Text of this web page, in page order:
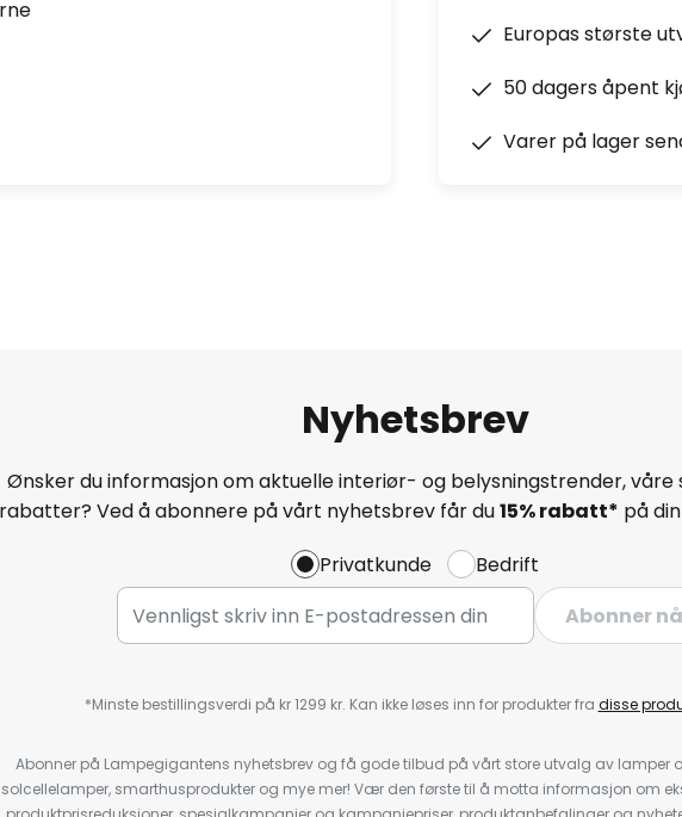
Europas største
50 dagers åpent
Varer på lager
Nyhetsbrev
Ønsker du informasjon om aktuelle interiør- og belysningstrender, våre
rabatter? Ved å abonnere på vårt nyhetsbrev får du15% rabatt* på
Privatkunde
Bedrift
Abonner nå
*Minste bestillingsverdi på kr 1299 kr. Kan ikke løses inn for produkter fra disse
Abonner på Lampegigantens nyhetsbrev og få gode tilbud på vårt store utvalg av lamper
solcellelamper, smarthusprodukter og mye mer! Vær den første til å motta informasjon om